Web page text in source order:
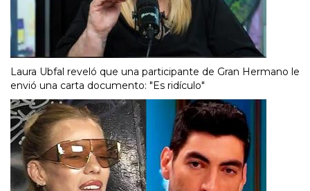
Laura Ubfal reveló que una participante de Gran Hermano le
envió una carta documento: "Es ridículo"